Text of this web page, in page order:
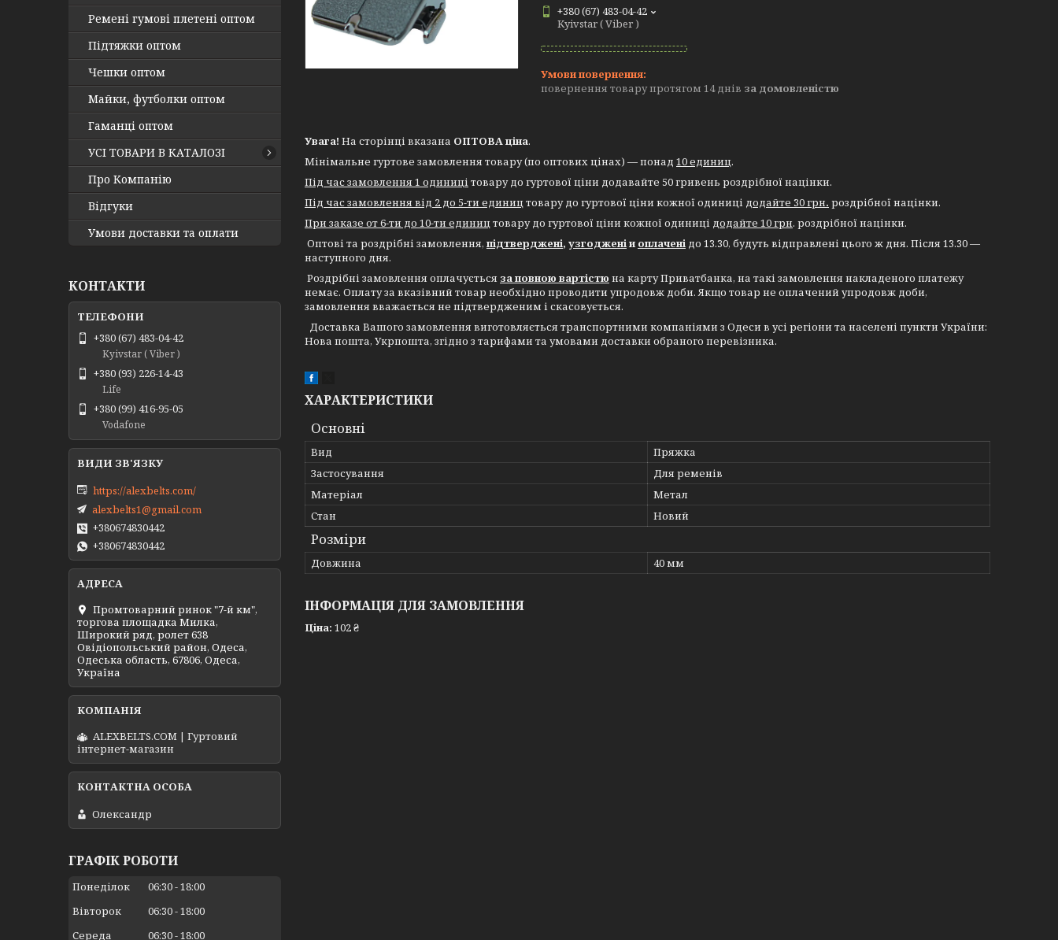
+380 (67) 483-04-42
Kyivstar ( Viber )
повернення товару протягом 14 днів за домовленістю
Увага! На сторінці вказана ОПТОВАціна.
Мінімальне гуртове замовлення товару (по оптових цінах) — понад 10 единиц.
Під час замовлення 1 одиницітовару до гуртової ціни додавайте 50 гривень роздрібної націнки.
Під час замовлення від 2 до 5-ти едиництовару до гуртової ціни кожної одиниці додайте 30 грн. роздрібної націнки.
При заказе от 6-ти до 10-ти едиництовару до гуртової ціни кожної одиниці додайте 10 грн. роздрібної націнки.
Оптові та роздрібні замовлення, підтверджені, узгодженіи оплачені до 13.30, будуть відправлені цього ж дня. Після 13.30 —
наступного дня.
Роздрібні замовлення оплачується за повною вартістю на карту Приватбанка, на такі замовлення накладеного платежу
немає. Оплату за вказівний товар необхідно проводити упродовж доби. Якщо товар не оплачений упродовж доби,
замовлення вважається не підтвердженим і скасовується.
Доставка Вашого замовлення виготовляється транспортними компаніями з Одеси в усі регіони та населені пункти України:
Нова пошта, Укрпошта, згідно з тарифами та умовами доставки обраного перевізника.
ХАРАКТЕРИСТИКИ
Основні
Вид
Пряжка
Застосування
Для ременів
Матеріал
Метал
Стан
Новий
Розміри
Довжина 40 мм
ІНФОРМАЦІЯ ДЛЯ ЗАМОВЛЕННЯ
Ціна: 102 ₴
Ремені гумові плетені оптом
Підтяжки оптом
Чешки оптом
Майки, футболки оптом
Гаманці оптом
УСІ ТОВАРИ В КАТАЛОЗІ
Про Компанію
Відгуки
Умови доставки та оплати
КОНТАКТИ
+380 (67) 483-04-42
Kyivstar ( Viber )
+380 (93) 226-14-43
Life
+380 (99) 416-95-05
Vodafone
https://alexbelts.com/
alexbelts1@gmail.com
+380674830442
+380674830442
Промтоварний ринок "7-й км",
торгова площадка Милка,
Широкий ряд, ролет 638
Овідіопольський район, Одеса,
Одеська область, 67806, Одеса,
Україна
ALEXBELTS.COM | Гуртовий
інтернет-магазин
Олександр
ГРАФІК РОБОТИ
Понеділок 06:30 18:00
Вівторок
06:30 18:00
Середа
06:30 18:00